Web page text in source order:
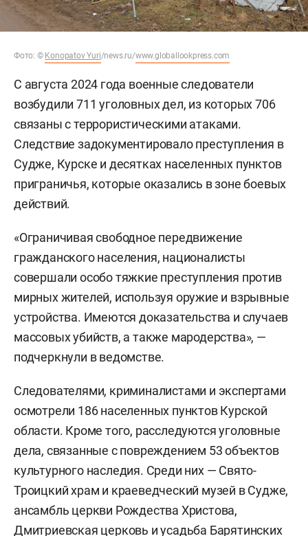
Фото: © Konopatov Yuri/news.ru/www.globallookpress.com
С августа 2024 года военные следователи
возбудили 711 уголовных дел, из которых 706
связаны с террористическими атаками.
Следствие задокументировало преступления в
Судже, Курске и десятках населенных пунктов
приграничья, которые оказались в зоне боевых
действий.
«Ограничивая свободное передвижение
гражданского населения, националисты
совершали особо тяжкие преступления против
мирных жителей, используя оружие и взрывные
устройства. Имеются доказательства и случаев
массовых убийств, а также мародерства», —
подчеркнули в ведомстве.
Следователями, криминалистами и экспертами
осмотрели 186 населенных пунктов Курской
области. Кроме того, расследуются уголовные
дела, связанные с повреждением 53 объектов
культурного наследия. Среди них — Свято-
Троицкий храм и краеведческий музей в Судже,
ансамбль церкви Рождества Христова,
Дмитриевская церковь и усадьба Барятинских